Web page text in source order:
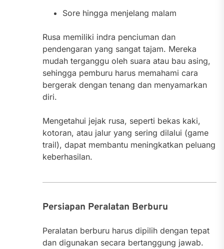
Sore hingga menjelang malam
Rusa memiliki indra penciuman dan
pendengaran yang sangat tajam. Mereka
mudah terganggu oleh suara atau bau asing,
sehingga pemburu harus memahami cara
bergerak dengan tenang dan menyamarkan
diri.
Mengetahui jejak rusa, seperti bekas kaki,
kotoran, atau jalur yang sering dilalui (game
trail), dapat membantu meningkatkan peluang
keberhasilan.
Persiapan Peralatan Berburu
Peralatan berburu harus dipilih dengan tepat
dan digunakan secara bertanggung jawab.